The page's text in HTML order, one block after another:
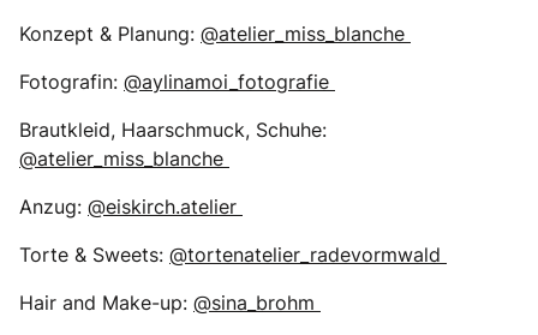
Konzept & Planung: @atelier_miss_blanche
Fotografin: @aylinamoi_fotografie
Brautkleid, Haarschmuck, Schuhe:
@atelier_miss_blanche
Anzug: @eiskirch.atelier
Torte & Sweets: @tortenatelier_radevormwald
Hair and Make-up: @sina_brohm